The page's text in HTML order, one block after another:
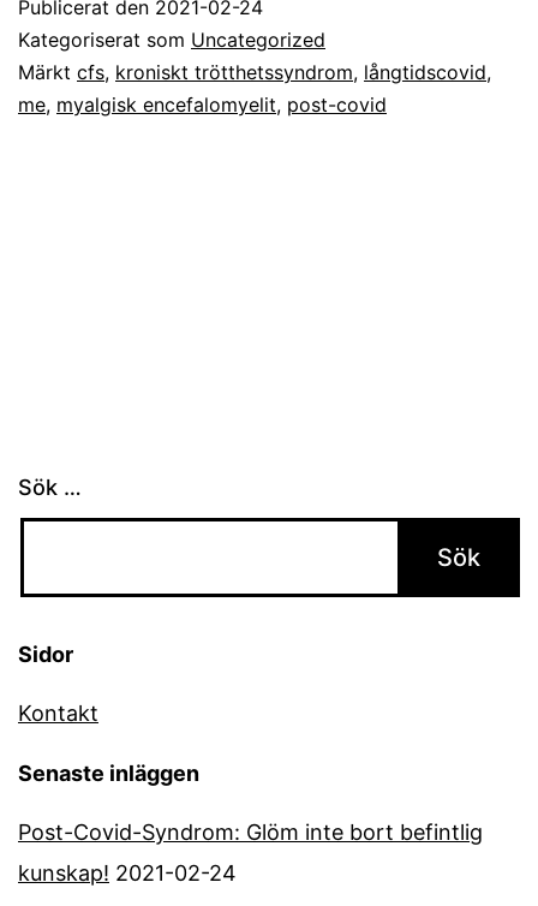
Glöm
inte
bort
Publicerat den 2021-02-24
Kategoriserat som Uncategorized
Märkt cfs, kroniskt trötthetssyndrom, långtidscovid,
me, myalgisk encefalomyelit, post-covid
Sök …
Sidor
Kontakt
Senaste inläggen
Post-Covid-Syndrom: Glöm inte bort befintlig
kunskap! 2021-02-24